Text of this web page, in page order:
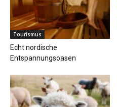
Tourismus
Echt nordische
Entspannungsoasen